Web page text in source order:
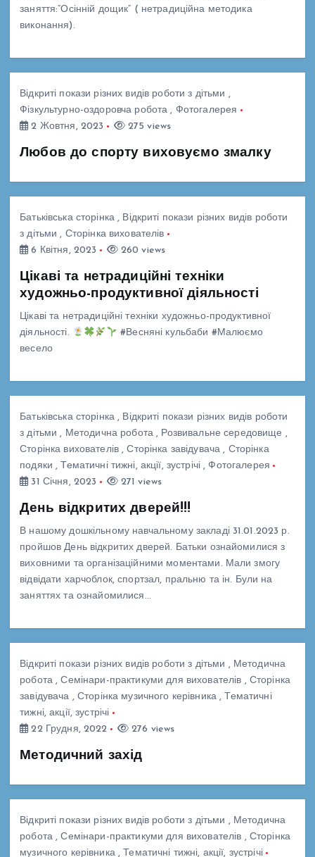
заняття:”Осінній дощик” ( нетрадиційна методика
виконання).
Відкриті покази різних видів роботи з дітьми ,
Фізкультурно-оздоровча робота , Фотогалерея
2 Жовтня, 2023
275 views
Любов до спорту виховуємо змалку
Батьківська сторінка, Відкриті покази різних видів роботи
з дітьми , Сторінка вихователів
6 Квітня, 2023
260 views
Цікаві та нетрадиційні техніки
художньо-продуктивної діяльності
Цікаві та нетрадиційні техніки художньо-продуктивної
діяльності.
#Весняні кульбаби #Малюємо
весело
Батьківська сторінка, Відкриті покази різних видів роботи
з дітьми , Методична робота , Розвивальне середовище ,
Сторінка вихователів,Сторінка завідувача , Сторінка
подяки , Тематичні тижні, акції, зустрічі,Фотогалерея
31 Січня, 2023
271 views
День відкритих дверей!!!
В нашому дошкільному навчальному закладі 31.01.2023 р.
пройшов День відкритих дверей. Батьки ознайомилися з
виховними та організаційними моментами. Мали змогу
відвідати харчоблок, спортзал, пральню та ін. Були на
заняттях та ознайомилися…
Відкриті покази різних видів роботи з дітьми , Методична
робота ,Семінари-практикуми для вихователів , Сторінка
завідувача ,Сторінка музичного керівника, Тематичні
тижні, акції, зустрічі
22 Грудня, 2022
276 views
Методичний захід
Відкриті покази різних видів роботи з дітьми , Методична
робота ,Семінари-практикуми для вихователів , Сторінка
музичного керівника, Тематичні тижні, акції, зустрічі